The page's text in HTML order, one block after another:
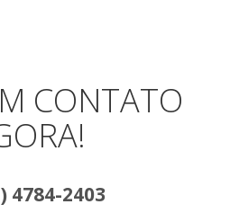
CONTATO
4784-2403